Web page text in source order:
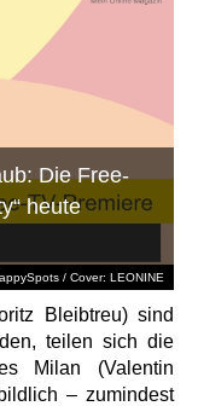
/ Cover: LEONINE
Die Free-
heute
Bleibtreu) sind
teilen sich die
Milan (Valentin
– zumindest